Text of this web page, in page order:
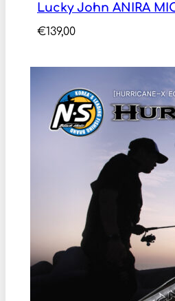
Lucky John ANIRA
€139,00